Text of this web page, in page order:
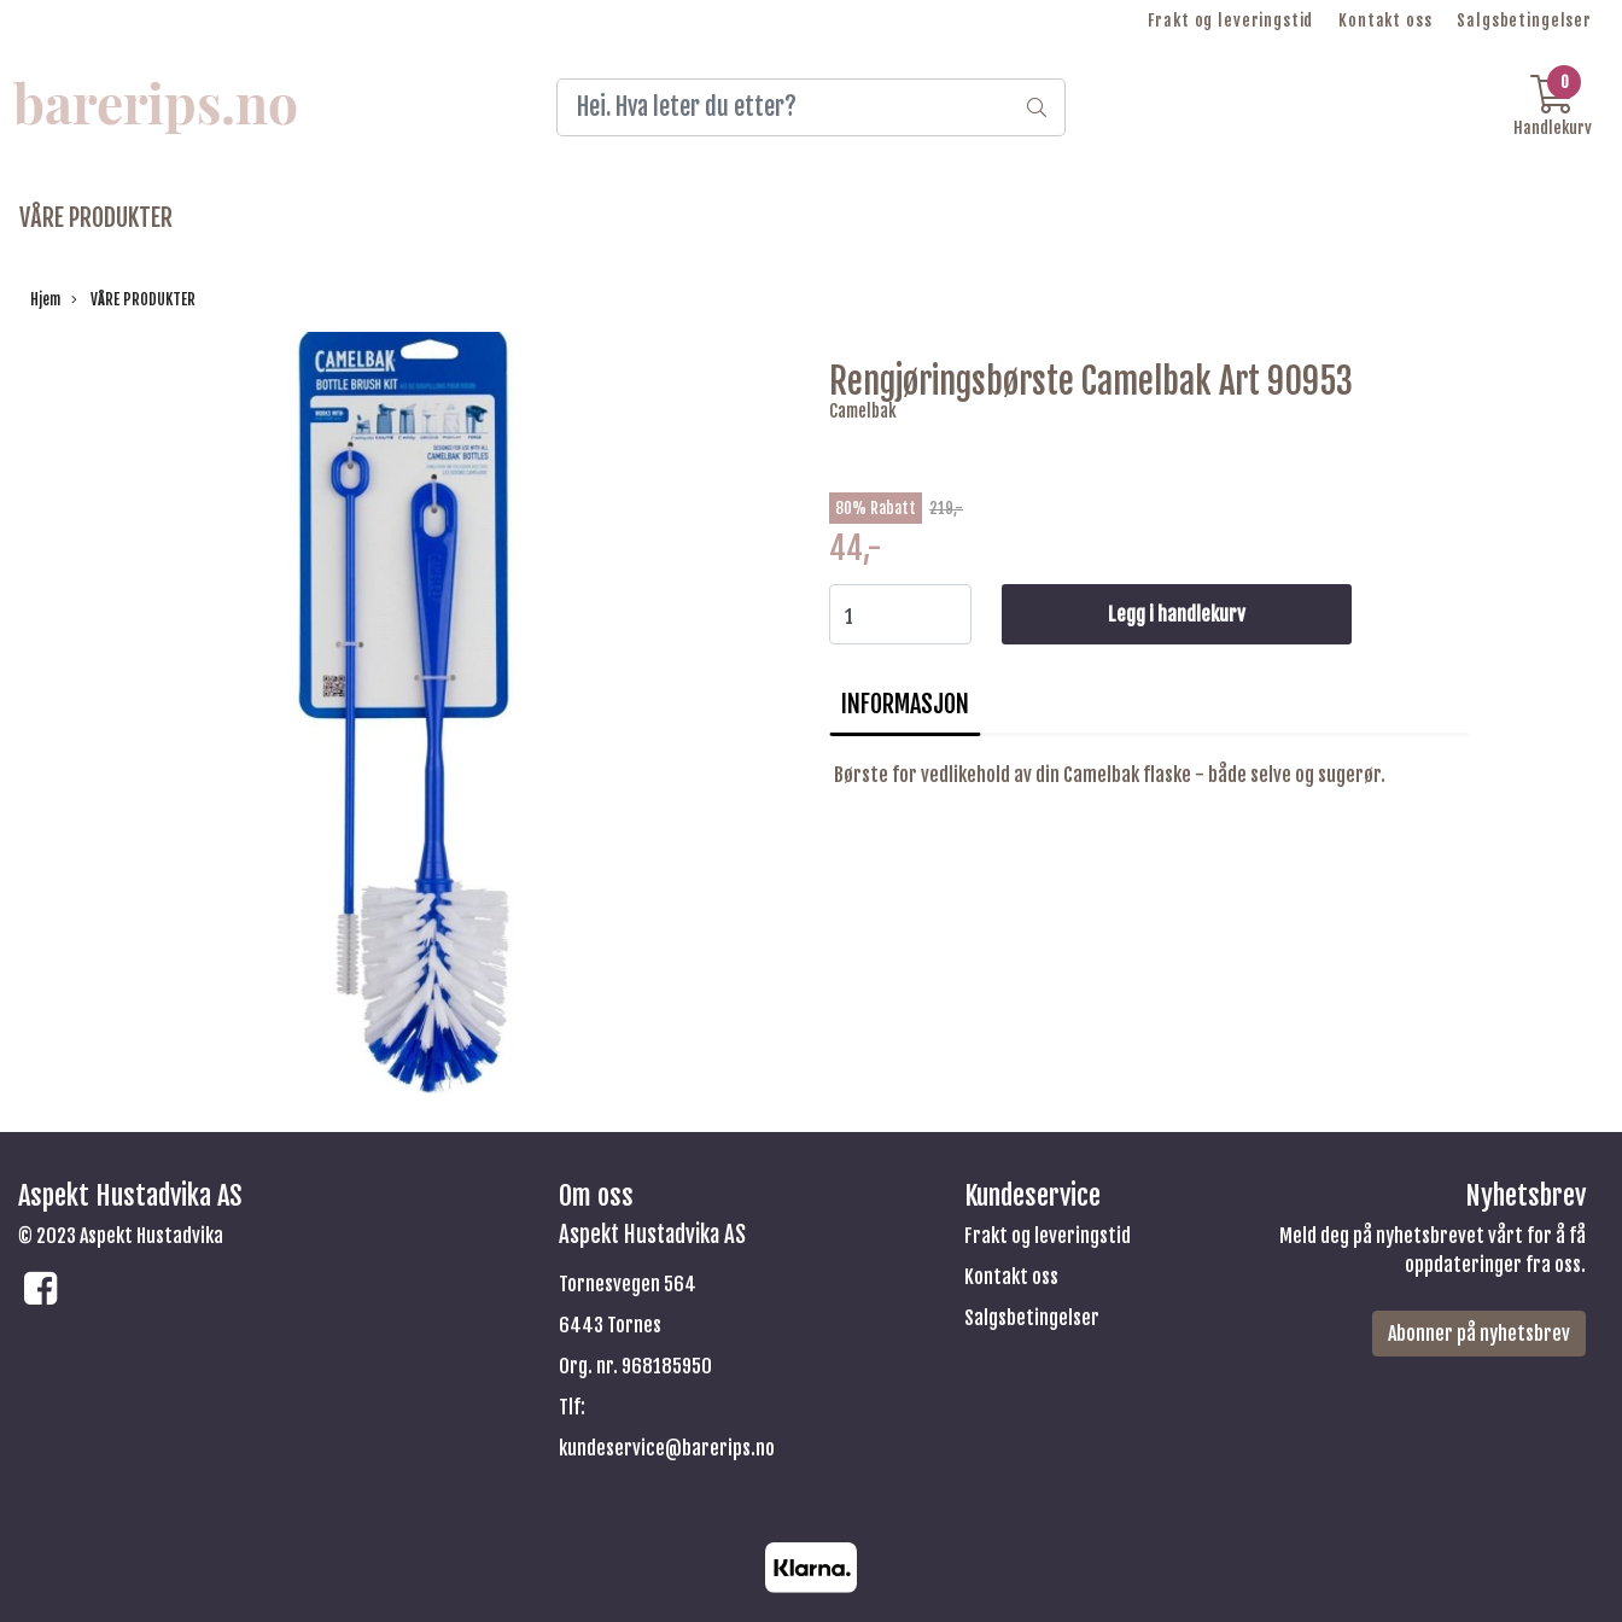
Frakt og leveringstid Kontakt oss Salgsbetingelser
0
Handlekurv
VÅRE PRODUKTER
Hjem VÅRE PRODUKTER
Rengjøringsbørste Camelbak Art 90953
Camelbak
80% Rabatt 219,-
44,-
Legg i handlekurv
INFORMASJON
Børste for vedlikehold av din Camelbak flaske - både selve og sugerør.
Aspekt Hustadvika AS
© 2023 Aspekt Hustadvika
Om oss
Aspekt Hustadvika AS
Tornesvegen 564
6443 Tornes
Org. nr. 968185950
Tlf:
kundeservice@barerips.no
Kundeservice
Frakt og leveringstid
Kontakt oss
Salgsbetingelser
Nyhetsbrev
Meld deg på nyhetsbrevet vårt for å få
oppdateringer fra oss.
Abonner på nyhetsbrev